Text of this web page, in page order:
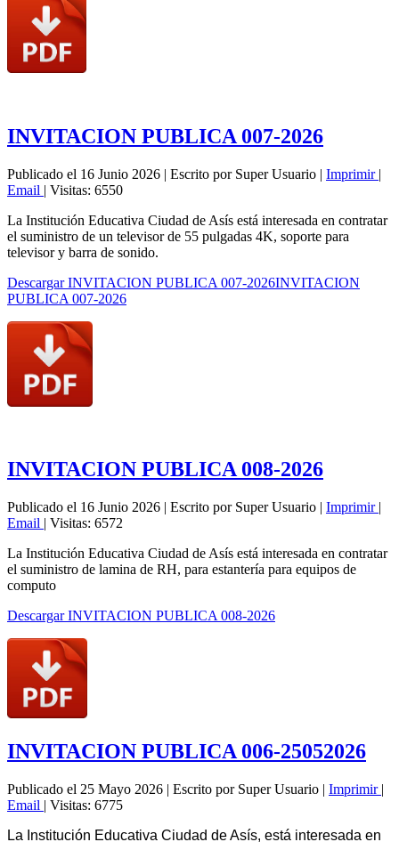
INVITACION PUBLICA 007-2026
Publicado el 16 Junio 2026 | Escrito por Super Usuario | Imprimir |
Email | Visitas: 6550
La Institución Educativa Ciudad de Asís está interesada en contratar
el suministro de un televisor de 55 pulgadas 4K, soporte para
televisor y barra de sonido.
Descargar INVITACION PUBLICA 007-2026INVITACION
PUBLICA 007-2026
INVITACION PUBLICA 008-2026
Publicado el 16 Junio 2026 | Escrito por Super Usuario | Imprimir |
Email | Visitas: 6572
La Institución Educativa Ciudad de Asís está interesada en contratar
el suministro de lamina de RH, para estantería para equipos de
computo
Descargar INVITACION PUBLICA 008-2026
INVITACION PUBLICA 006-25052026
Publicado el 25 Mayo 2026 | Escrito por Super Usuario | Imprimir |
Email | Visitas: 6775
La Institución Educativa Ciudad de Asís, está interesada en